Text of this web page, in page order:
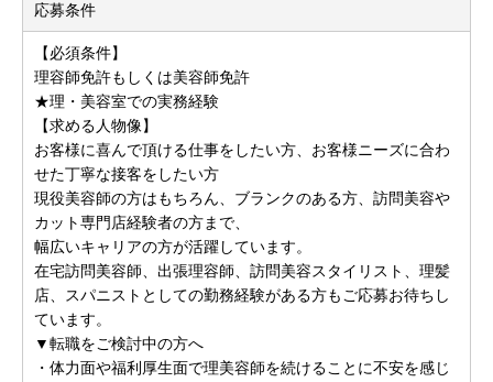
応募条件
【必須条件】
理容師免許もしくは美容師免許
★理・美容室での実務経験
【求める人物像】
お客様に喜んで頂ける仕事をしたい方、お客様ニーズに合わ
せた丁寧な接客をしたい方
現役美容師の方はもちろん、ブランクのある方、訪問美容や
カット専門店経験者の方まで、
幅広いキャリアの方が活躍しています。
在宅訪問美容師、出張理容師、訪問美容スタイリスト、理髪
店、スパニストとしての勤務経験がある方もご応募お待ちし
ています。
▼転職をご検討中の方へ
・体力面や福利厚生面で理美容師を続けることに不安を感じ